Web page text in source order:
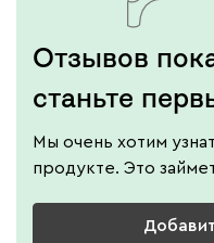
Отзывов
станьте
Мы очень хотим
продукте. Это